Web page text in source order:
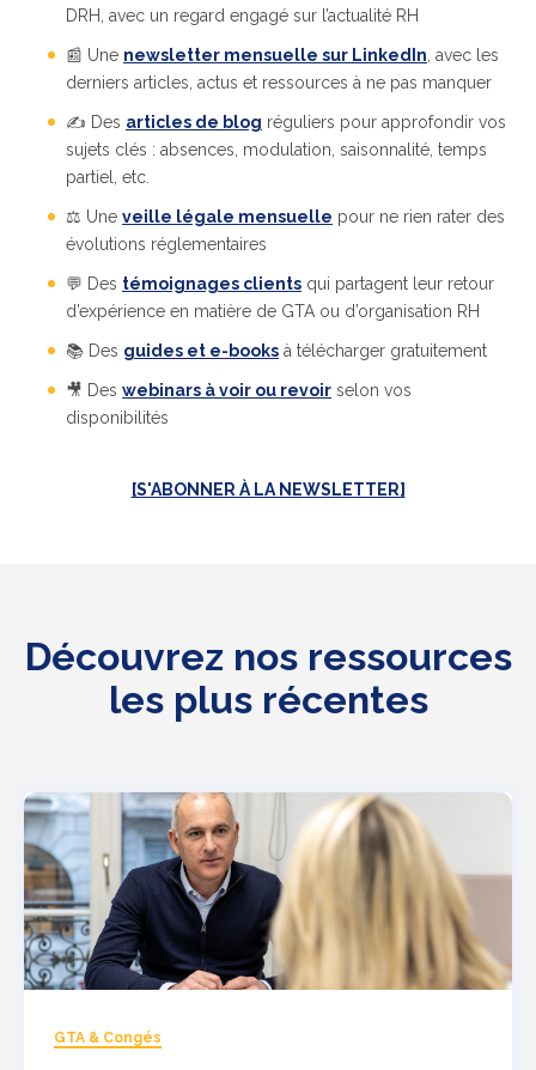
DRH, avec un regard engagé sur l’actualité RH
📰 Une newsletter mensuelle sur LinkedIn , avec les
derniers articles, actus et ressources à ne pas manquer
✍️ Des articles de blog réguliers pour approfondir vos
sujets clés : absences, modulation, saisonnalité, temps
partiel, etc.
⚖️ Une veille légale mensuelle pour ne rien rater des
évolutions réglementaires
💬 Des témoignages clients qui partagent leur retour
d’expérience en matière de GTA ou d’organisation RH
📚 Des guides et e-books à télécharger gratuitement
🎥 Des webinars à voir ou revoir selon vos
disponibilités
[S'ABONNER À LA NEWSLETTER]
Découvrez nos ressources
les plus récentes
GTA & Congés